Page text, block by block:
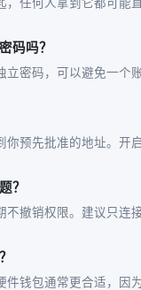
码吗？
密码，可以避免一个
预先批准的地址。开
？
撤销权限。建议只连
钱包通常更合适，因